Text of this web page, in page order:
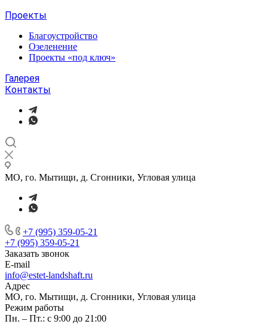
Проекты
Благоустройство
Озеленение
Проекты «под ключ»
Галерея
Контакты
МО, го. Мытищи, д. Сгонники, Угловая улица
+7 (995) 359-05-21
+7 (995) 359-05-21
Заказать звонок
E-mail
info@estet-landshaft.ru
Адрес
МО, го. Мытищи, д. Сгонники, Угловая улица
Режим работы
Пн. – Пт.: с 9:00 до 21:00